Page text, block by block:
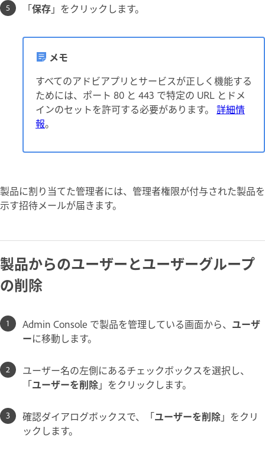
「保存」をクリックします。
メモ
すべてのアドビアプリとサービスが正しく機能する
ためには、ポート 80 と 443 で特定の URL とドメ
インのセットを許可する必要があります。 詳細情
報。
製品に割り当てた管理者には、管理者権限が付与された製品を
示す招待メールが届きます。
製品からのユーザーとユーザーグループ
の削除
Admin Console で製品を管理している画面から、 ユーザ
ーに移動します。
ユーザー名の左側にあるチェックボックスを選択し、
「ユーザーを削除」をクリックします。
確認ダイアログボックスで、「ユーザーを削除」をクリ
ックします。